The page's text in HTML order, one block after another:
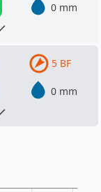
0 mm
5 BF
0 mm